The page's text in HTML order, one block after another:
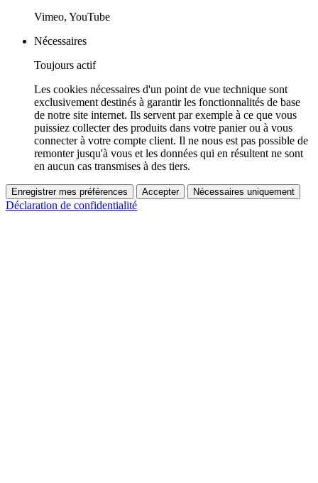
Vimeo, YouTube
Nécessaires
Toujours actif
Les cookies nécessaires d'un point de vue technique sont
exclusivement destinés à garantir les fonctionnalités de base
de notre site internet. Ils servent par exemple à ce que vous
puissiez collecter des produits dans votre panier ou à vous
connecter à votre compte client. Il ne nous est pas possible de
remonter jusqu'à vous et les données qui en résultent ne sont
en aucun cas transmises à des tiers.
Enregistrer mes préférences Accepter Nécessaires uniquement
Déclaration de confidentialité